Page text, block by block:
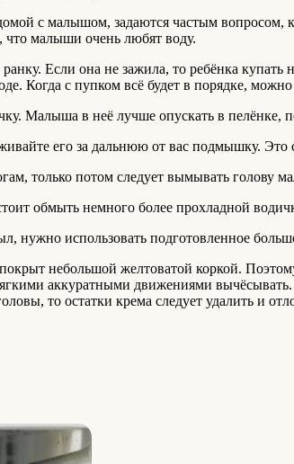
с малышом, задаются частым вопросом,
что малыши очень любят воду.
Если она не зажила, то ребёнка
Когда с пупком всё будет в порядке,
Малыша в неё лучше опускать в пелёнке,
его за дальнюю от вас подмышку. Это
только потом следует вымывать голову
обмыть немного более прохладной
нужно использовать подготовленное
небольшой желтоватой коркой.
аккуратными движениями
то остатки крема следует удалить и